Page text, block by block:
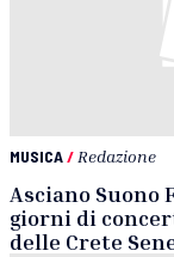
MUSICA/ Redazione
Asciano Suono
giorni di
delle Crete